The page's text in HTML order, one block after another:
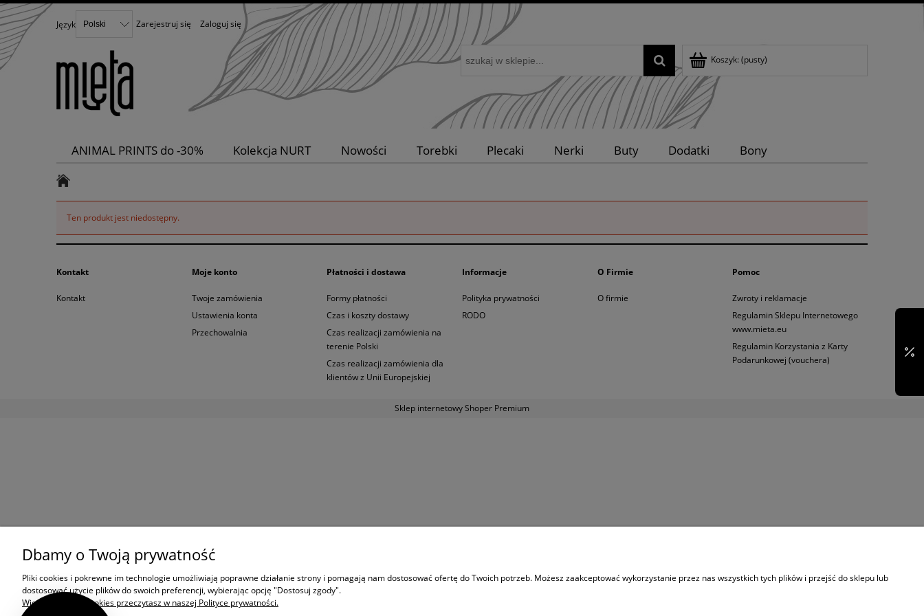
Język Zarejestruj się Zaloguj się
Koszyk: (pusty)
ANIMAL PRINTS do -30% Kolekcja NURT Nowości Torebki Plecaki Nerki Buty Dodatki
Bony
Ten produkt jest niedostępny.
Kontakt
Kontakt
Moje konto
Twoje zamówienia
Ustawienia konta
Przechowalnia
Płatności i dostawa
Formy płatności
Czas i koszty dostawy
Czas realizacji zamówienia na
terenie Polski
Czas realizacji zamówienia dla
klientów z Unii Europejskiej
Informacje
Polityka prywatności
RODO
O Firmie
O firmie
Pomoc
Zwroty i reklamacje
Regulamin Sklepu Internetowego
www.mieta.eu
Regulamin Korzystania z Karty
Podarunkowej (vouchera)
Sklep internetowy Shoper Premium
Dbamy o Twoją prywatność
Pliki cookies i pokrewne im technologie umożliwiają poprawne działanie strony i pomagają nam dostosować ofertę do Twoich potrzeb. Możesz zaakceptować wykorzystanie przez nas wszystkich tych plików i przejść do sklepu lub
dostosować użycie plików do swoich preferencji, wybierając opcję "Dostosuj zgody".
Więcej o plikach cookies przeczytasz w naszej Polityce prywatności.